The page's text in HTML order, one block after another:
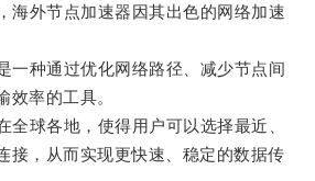
外节点加速器因其出色的网络加速
种通过优化网络路径、减少节点间
效率的工具。
球各地，使得用户可以选择最近、
接，从而实现更快速、稳定的数据传